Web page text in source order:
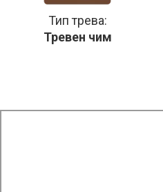
Тип трева:
Тревен чим